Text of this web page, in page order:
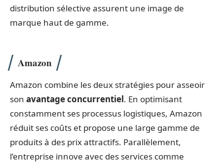
distribution sélective assurent une image de
marque haut de gamme.
Amazon
Amazon combine les deux stratégies pour asseoir
son avantage concurrentiel. En optimisant
constamment ses processus logistiques, Amazon
réduit ses coûts et propose une large gamme de
produits à des prix attractifs. Parallèlement,
l’entreprise innove avec des services comme